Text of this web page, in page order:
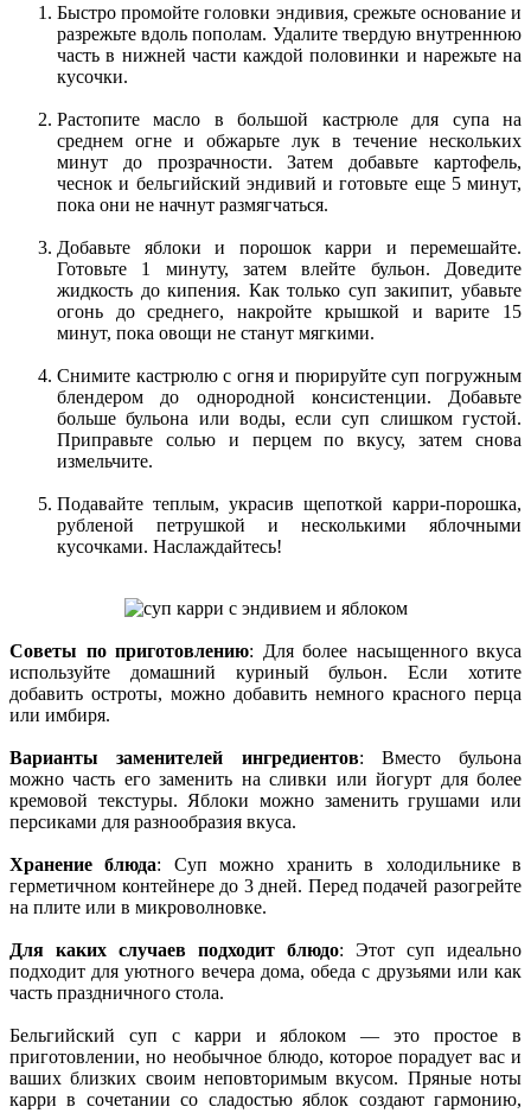
Быстро промойте головки эндивия, срежьте основание и
разрежьте вдоль пополам. Удалите твердую внутреннюю
часть в нижней части каждой половинки и нарежьте на
кусочки.
Растопите масло в большой кастрюле для супа на
среднем огне и обжарьте лук в течение нескольких
минут до прозрачности. Затем добавьте картофель,
чеснок и бельгийский эндивий и готовьте еще 5 минут,
пока они не начнут размягчаться.
Добавьте яблоки и порошок карри и перемешайте.
Готовьте 1 минуту, затем влейте бульон. Доведите
жидкость до кипения. Как только суп закипит, убавьте
огонь до среднего, накройте крышкой и варите 15
минут, пока овощи не станут мягкими.
Снимите кастрюлю с огня и пюрируйте суп погружным
блендером до однородной консистенции. Добавьте
больше бульона или воды, если суп слишком густой.
Приправьте солью и перцем по вкусу, затем снова
измельчите.
Подавайте теплым, украсив щепоткой карри-порошка,
рубленой петрушкой и несколькими яблочными
кусочками. Наслаждайтесь!
Советы по приготовлению: Для более насыщенного вкуса
используйте домашний куриный бульон. Если хотите
добавить остроты, можно добавить немного красного перца
или имбиря.
Варианты заменителей ингредиентов: Вместо бульона
можно часть его заменить на сливки или йогурт для более
кремовой текстуры. Яблоки можно заменить грушами или
персиками для разнообразия вкуса.
Хранение блюда: Суп можно хранить в холодильнике в
герметичном контейнере до 3 дней. Перед подачей разогрейте
на плите или в микроволновке.
Для каких случаев подходит блюдо: Этот суп идеально
подходит для уютного вечера дома, обеда с друзьями или как
часть праздничного стола.
Бельгийский суп с карри и яблоком — это простое в
приготовлении, но необычное блюдо, которое порадует вас и
ваших близких своим неповторимым вкусом. Пряные ноты
карри в сочетании со сладостью яблок создают гармонию,